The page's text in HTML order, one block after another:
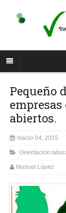
Pequeño
empresas
abiertos.
marzo 04, 2015
Orientación
Manuel López